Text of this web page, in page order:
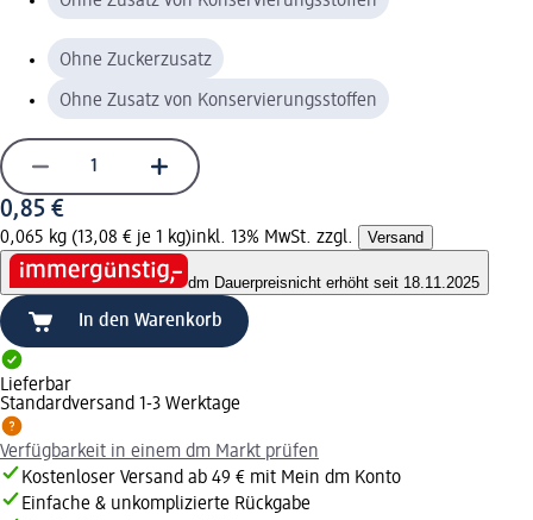
Ohne Zuckerzusatz
Ohne Zusatz von Konservierungsstoffen
0,85 €
0,065 kg (13,08 € je 1 kg)inkl. 13% MwSt. zzgl. Versand
dm Dauerpreisnicht erhöht seit 18.11.2025
In den Warenkorb
Lieferbar
Standardversand 1-3 Werktage
Verfügbarkeit in einem dm Markt prüfen
Kostenloser Versand ab 49 € mit Mein dm Konto
Einfache & unkomplizierte Rückgabe